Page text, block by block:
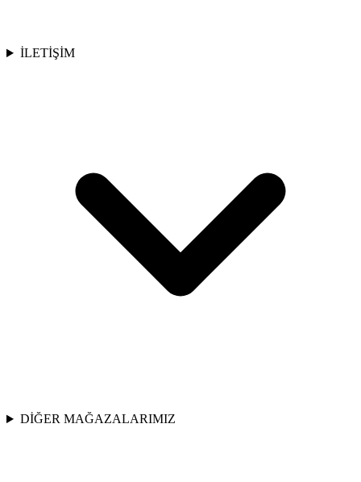
İLETİŞİM
DİĞER MAĞAZALARIMIZ